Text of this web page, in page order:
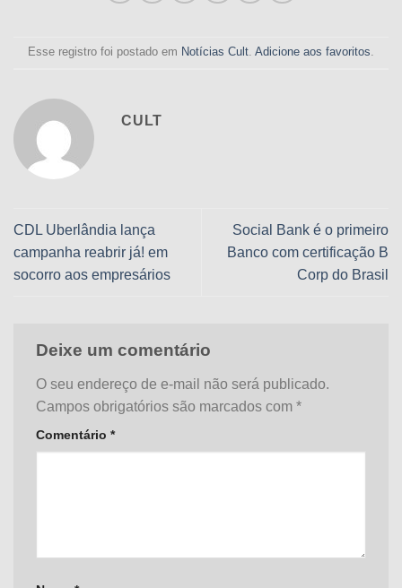
Esse registro foi postado em Notícias Cult. Adicione aos favoritos.
CULT
CDL Uberlândia lança
campanha reabrir já! em
socorro aos empresários
Social Bank é o primeiro
Banco com certificação B
Corp do Brasil
Deixe um comentário
O seu endereço de e-mail não será publicado.
Campos obrigatórios são marcados com *
Comentário *